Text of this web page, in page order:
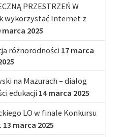
PRZESTRZEŃ W
wykorzystać Internet z
marca 2025
różnorodności 17 marca
na Mazurach – dialog
edukacji 14 marca 2025
LO w finale Konkursu
13 marca 2025